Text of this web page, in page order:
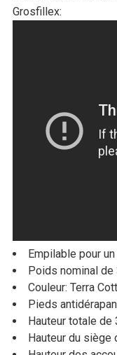
Grosfillex:
Empilable pour
Poids nominal de
Couleur: Terra
Pieds
Hauteur totale de
Hauteur du siège